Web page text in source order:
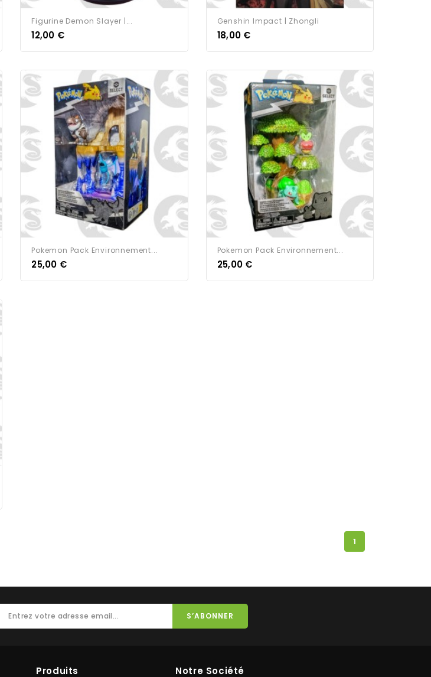
Figurine Demon Slayer |...
12,00 €
Genshin Impact | Zhongli
18,00 €
Pokemon Pack Environnement...
25,00 €
Pokemon Pack Environnement...
25,00 €
1
Produits Notre Société